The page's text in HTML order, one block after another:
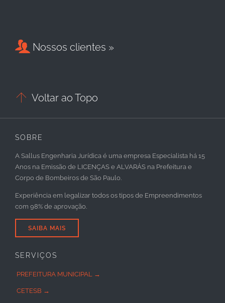
 Nossos clientes »
 Voltar ao Topo
SOBRE
A Sallus Engenharia Jurídica é uma empresa Especialista há 15
Anos na Emissão de LICENÇAS e ALVARÁS na Prefeitura e
Corpo de Bombeiros de São Paulo.
Experiência em legalizar todos os tipos de Empreendimentos
com 98% de aprovação.
SAIBA MAIS
SERVIÇOS
PREFEITURA MUNICIPAL →
CETESB →